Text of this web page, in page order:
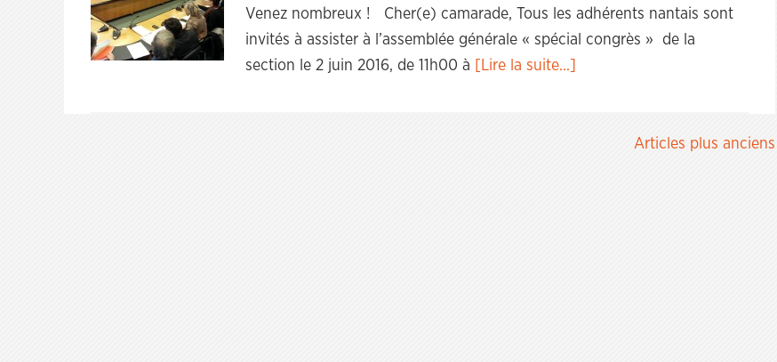
Venez nombreux ! Cher(e) camarade, Tous les adhérents nantais sont
invités à assister à l’assemblée générale « spécial congrès » de la
section le 2 juin 2016, de 11h00 à
[Lire la suite...]
Articles plus anciens